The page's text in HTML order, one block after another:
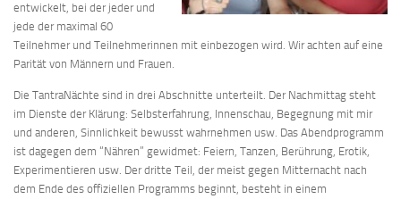
entwickelt, bei der jeder und
jede der maximal 60
Teilnehmer und Teilnehmerinnen mit einbezogen wird. Wir achten auf eine
Parität von Männern und Frauen.
Die TantraNächte sind in drei Abschnitte unterteilt. Der Nachmittag steht
im Dienste der Klärung: Selbsterfahrung, Innenschau, Begegnung mit mir
und anderen, Sinnlichkeit bewusst wahrnehmen usw. Das Abendprogramm
ist dagegen dem “Nähren” gewidmet: Feiern, Tanzen, Berührung, Erotik,
Experimentieren usw. Der dritte Teil, der meist gegen Mitternacht nach
dem Ende des offiziellen Programms beginnt, besteht in einem